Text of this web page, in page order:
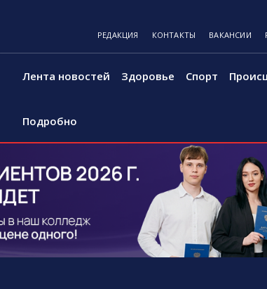
РЕДАКЦИЯ КОНТАКТЫ ВАКАНСИИ
Лента новостей Здоровье Спорт
Подробно